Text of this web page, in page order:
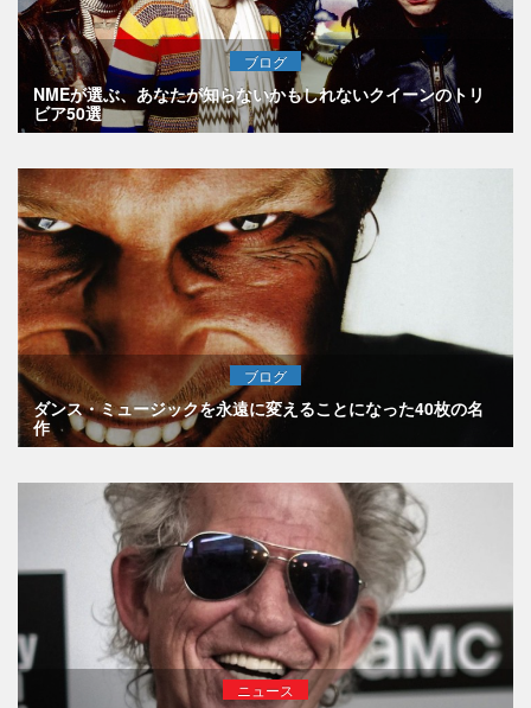
ブログ
NMEが選ぶ、あなたが知らないかもしれないクイーンのトリ
ビア50選
ブログ
ダンス・ミュージックを永遠に変えることになった40枚の名
作
ニュース